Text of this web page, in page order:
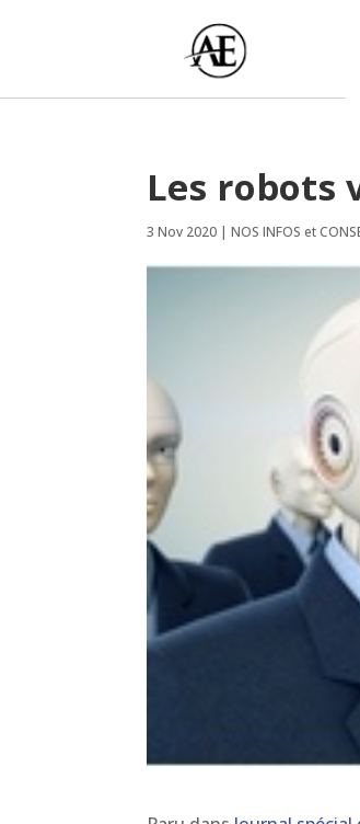
Les robots
3 Nov 2020 |NOS INFOS et